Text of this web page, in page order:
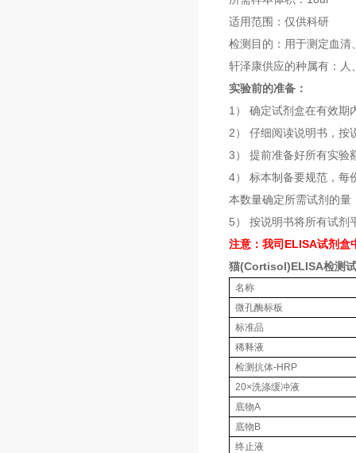
适用范围：仅供科研
检测目的：用于测定血
轩泽康供应的种属有：人
实验前的准备：
1） 确定试剂盒在有效期
2） 仔细阅读说明书，按
3） 提前准备好所有实验
4） 标本制备要规范，每
本数量确定所需试剂的量
5） 按说明书将所有试剂
注意：我司ELISA试剂盒
猫(Cortisol)ELISA检测
名称
微孔酶标板
标准品
稀释液
检测抗体-HRP
20×洗涤缓冲液
底物A
底物B
终止液